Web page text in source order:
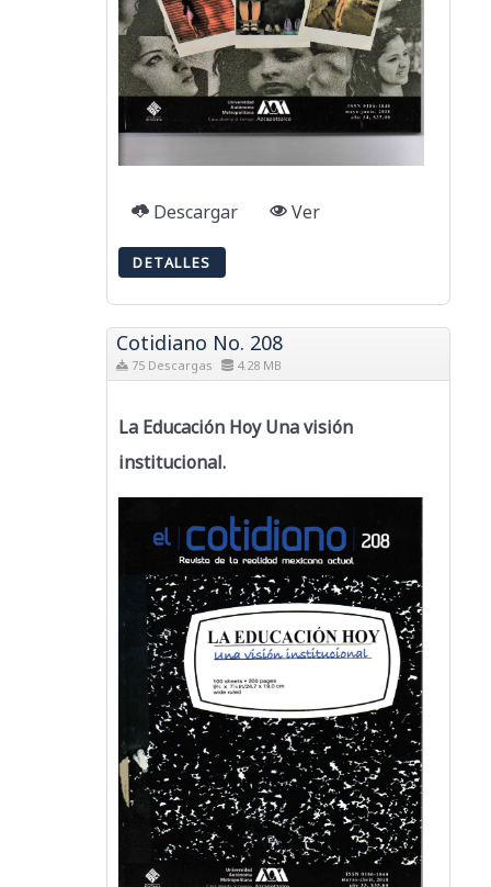
Descargar Ver
DETALLES
Cotidiano No. 208
75 Descargas 4.28 MB
La Educación Hoy Una visión
institucional.